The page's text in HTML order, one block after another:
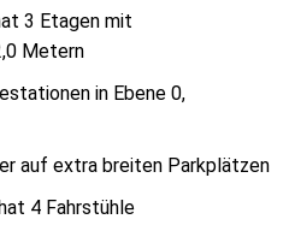
3 Etagen mit
Metern
in Ebene 0,
auf extra breiten Parkplätzen
4 Fahrstühle